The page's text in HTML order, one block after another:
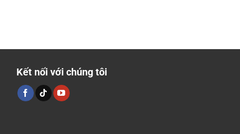
Kết nối với chúng tôi